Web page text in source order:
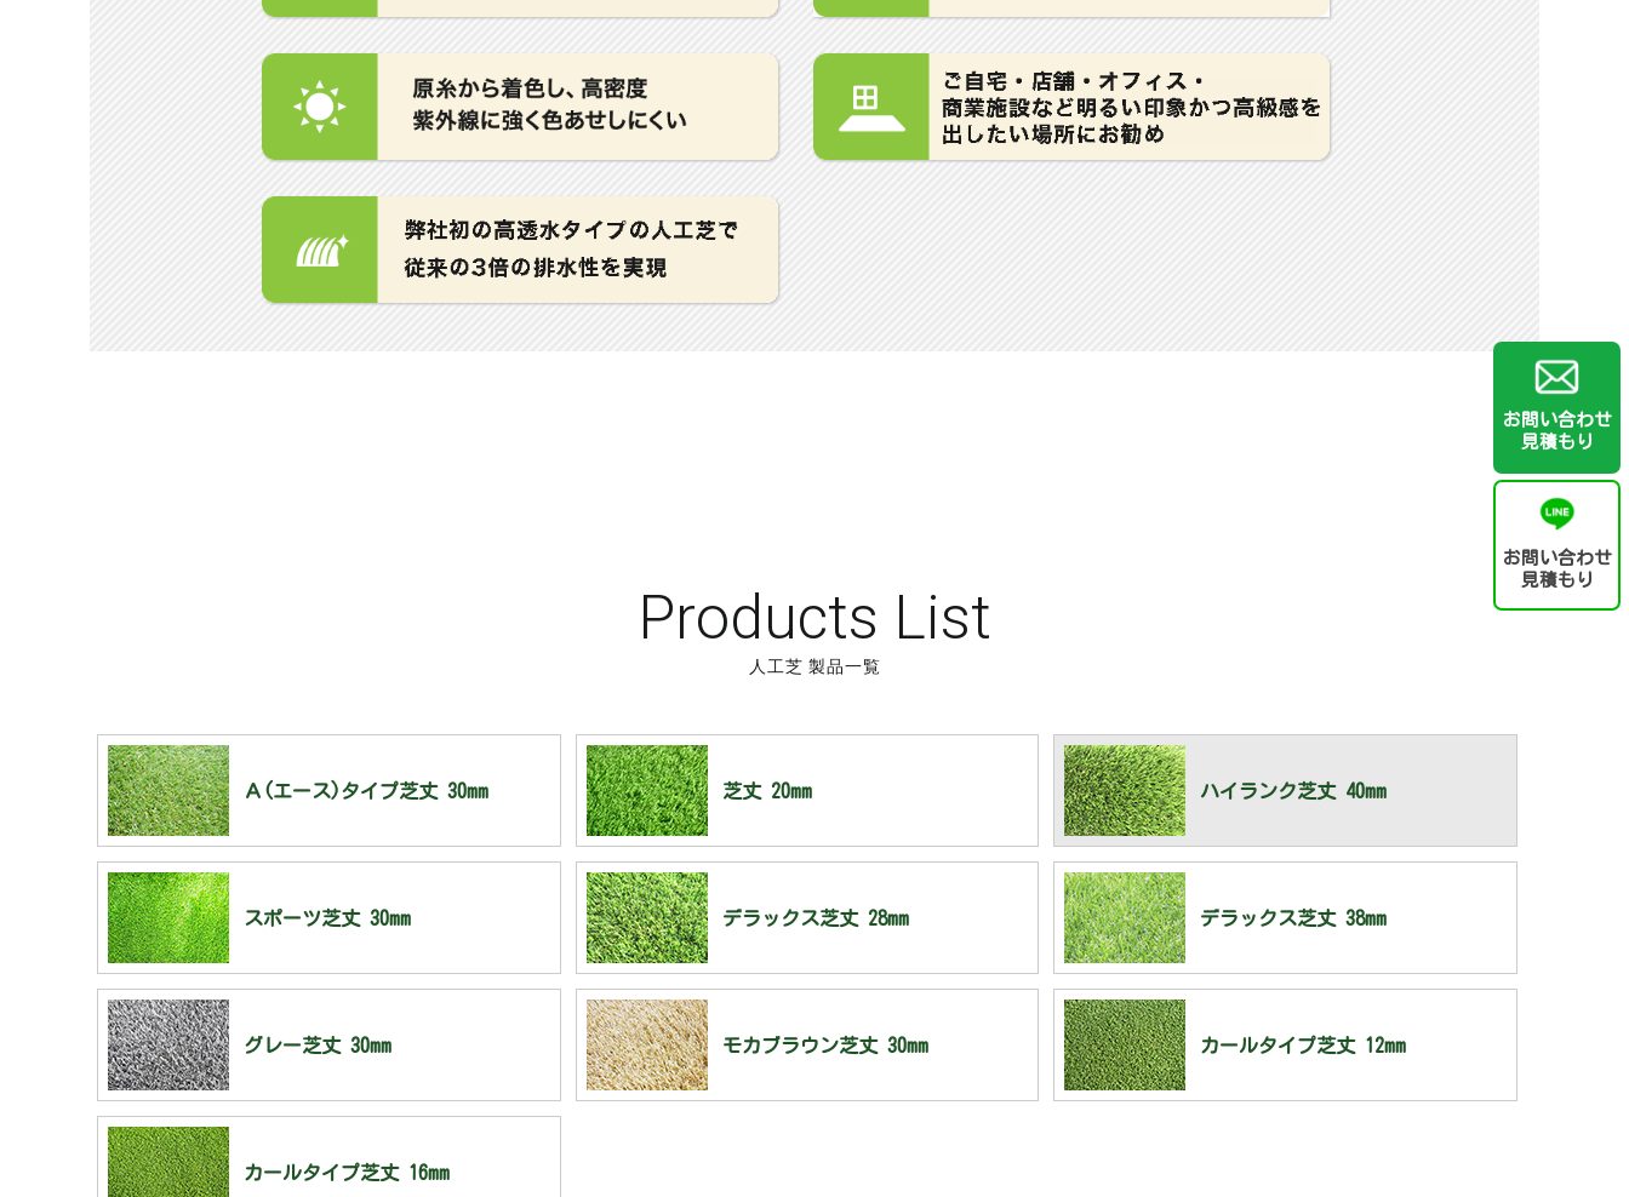
Products List
人工芝 製品一覧
Ａ(エース)タイプ芝丈 30mm 芝丈 20mm ハイランク芝丈 40mm
スポーツ芝丈 30mm デラックス芝丈 28mm デラックス芝丈 38mm
グレー芝丈 30mm モカブラウン芝丈 30mm カールタイプ芝丈 12mm
カールタイプ芝丈 16mm
お問い合わせ
見積もり
お問い合わせ
見積もり